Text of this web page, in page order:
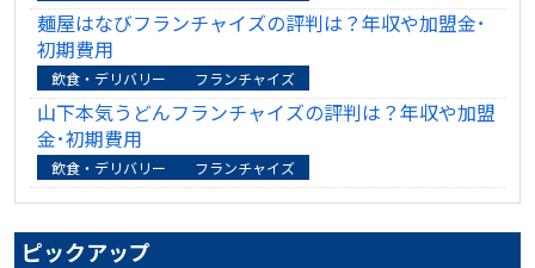
麺屋はなびフランチャイズの評判は？年収や加盟金･
初期費用
飲食・デリバリー フランチャイズ
山下本気うどんフランチャイズの評判は？年収や加盟
金･初期費用
飲食・デリバリー フランチャイズ
ピックアップ